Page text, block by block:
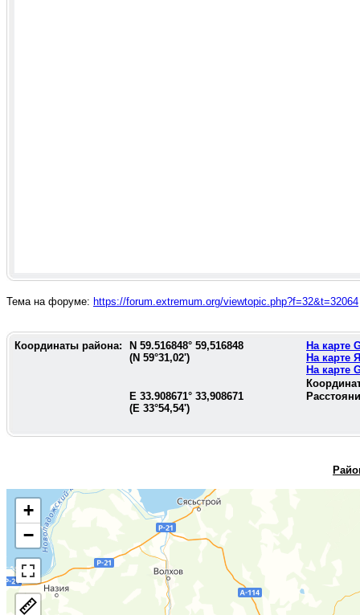
Тема на форуме: https://forum.extremum.org/viewtopic.php?f=32&t=32064
Координаты района: N 59.516848° 59,516848
(N 59°31,02')
На карте
На карте
На карте
E 33.908671° 33,908671
(E 33°54,54')
+
−